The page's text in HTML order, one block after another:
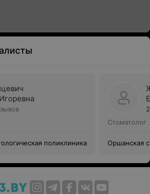
поликлиника
Стоматолог
Оршанская